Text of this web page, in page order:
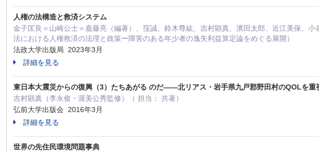
人権の法構造と救済システム
金子匡良＝山崎公士＝嘉藤亮（編著）、窪誠、鈴木尊紘、吉村顕真、濱田太郎、近江美保、
法における人権救済の法理と政策ー障害のある年少者の逸失利益算定論をめぐる展開）
法政大学出版局 2023年3月
詳細を見る
東日本大震災からの復興（3）たちあがる のだ――北リアス・岩手県九戸郡野田村のQOLを重
吉村顕真（李永俊・渥美公秀監修）（ 担当： 共著）
弘前大学出版会 2016年3月
詳細を見る
世界の先住民環境問題事典